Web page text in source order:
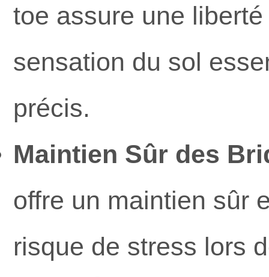
toe assure une
sensation du sol
précis.
Maintien Sûr des
offre un maintien sûr
risque de stress lors